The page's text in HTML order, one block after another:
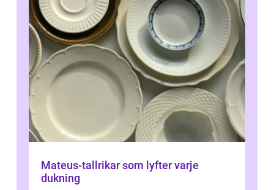
Mateus-tallrikar som lyfter varje
dukning